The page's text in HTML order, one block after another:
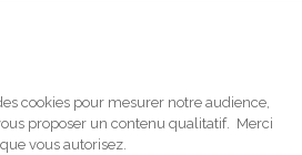
compte
personnelles